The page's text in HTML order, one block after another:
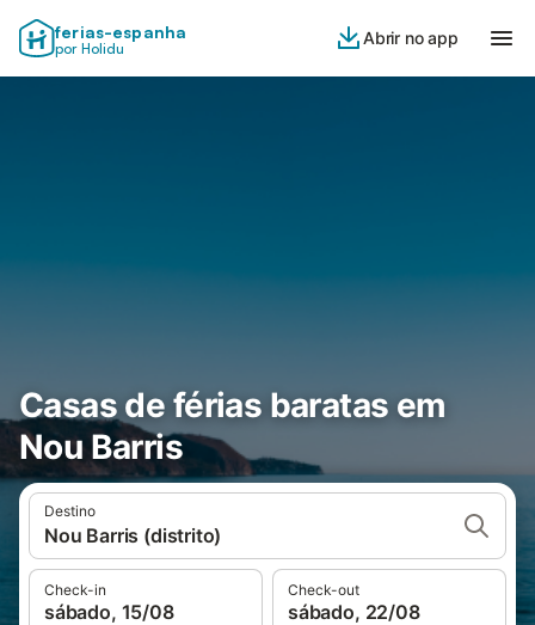
ferias-espanha
por Holidu
Abrir no app
Casas de férias baratas em
Nou Barris
Destino
Nou Barris (distrito)
Check-in
sábado, 15/08
Check-out
sábado, 22/08